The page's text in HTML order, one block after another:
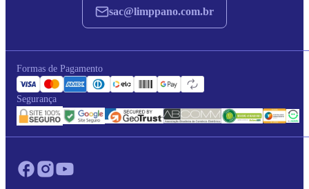
sac@limppano.com.br
Formas de Pagamento
Segurança